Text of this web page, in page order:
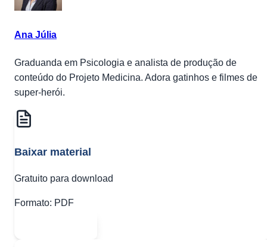
Ana Júlia
Graduanda em Psicologia e analista de produção de
conteúdo do Projeto Medicina. Adora gatinhos e filmes de
super-herói.
Baixar material
Gratuito para download
Formato: PDF